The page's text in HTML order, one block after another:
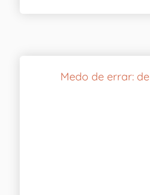
Medo de errar: